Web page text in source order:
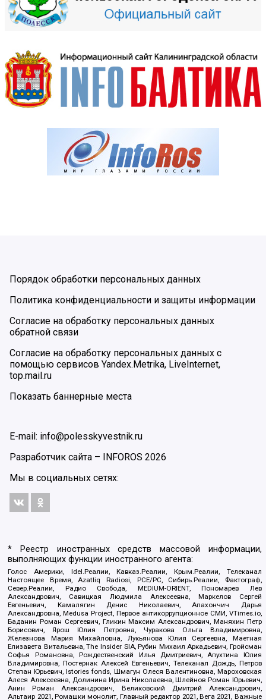
Порядок обработки персональных данных
Политика конфиденциальности и защиты информации
Согласие на обработку персональных данных
обратной связи
Согласие на обработку персональных данных с
помощью сервисов Yandex.Metrika, LiveInternet,
top.mail.ru
Показать баннерные места
E-mail: info@polesskyvestnik.ru
Разработчик сайта – INFOROS 2026
Мы в социальных сетях:
* Реестр иностранных средств массовой информации,
выполняющих функции иностранного агента:
Голос Америки, Idel.Реалии, Кавказ.Реалии, Крым.Реалии, Телеканал
Настоящее Время, Azatliq Radiosi, PCE/PC, Сибирь.Реалии, Фактограф,
Север.Реалии, Радио Свобода, MEDIUM-ORIENT, Пономарев Лев
Александрович, Савицкая Людмила Алексеевна, Маркелов Сергей
Евгеньевич, Камалягин Денис Николаевич, Апахончич Дарья
Александровна, Medusa Project, Первое антикоррупционное СМИ, VTimes.io,
Баданин Роман Сергеевич, Гликин Максим Александрович, Маняхин Петр
Борисович, Ярош Юлия Петровна, Чуракова Ольга Владимировна,
Железнова Мария Михайловна, Лукьянова Юлия Сергеевна, Маетная
Елизавета Витальевна, The Insider SIA, Рубин Михаил Аркадьевич, Гройсман
Софья Романовна, Рождественский Илья Дмитриевич, Апухтина Юлия
Владимировна, Постернак Алексей Евгеньевич, Телеканал Дождь, Петров
Степан Юрьевич, Istories fonds, Шмагун Олеся Валентиновна, Мароховская
Алеся Алексеевна, Долинина Ирина Николаевна, Шлейнов Роман Юрьевич,
Анин Роман Александрович, Великовский Дмитрий Александрович,
Альтаир 2021, Ромашки монолит, Главный редактор 2021, Вега 2021, Важные